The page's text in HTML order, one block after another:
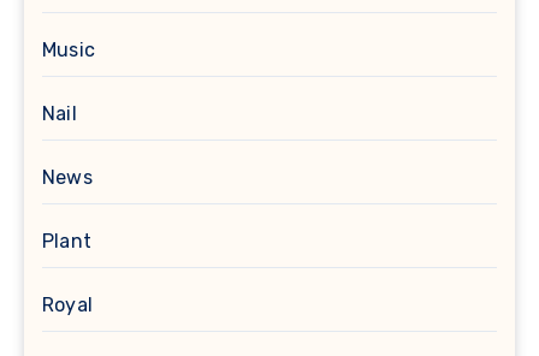
Music
Nail
News
Plant
Royal